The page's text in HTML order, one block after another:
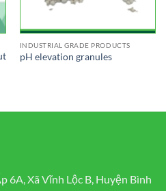
INDUSTRIAL GRADE PRODUCTS
pH elevation granules
6A, Xã Vĩnh Lộc B, Huyện Bình